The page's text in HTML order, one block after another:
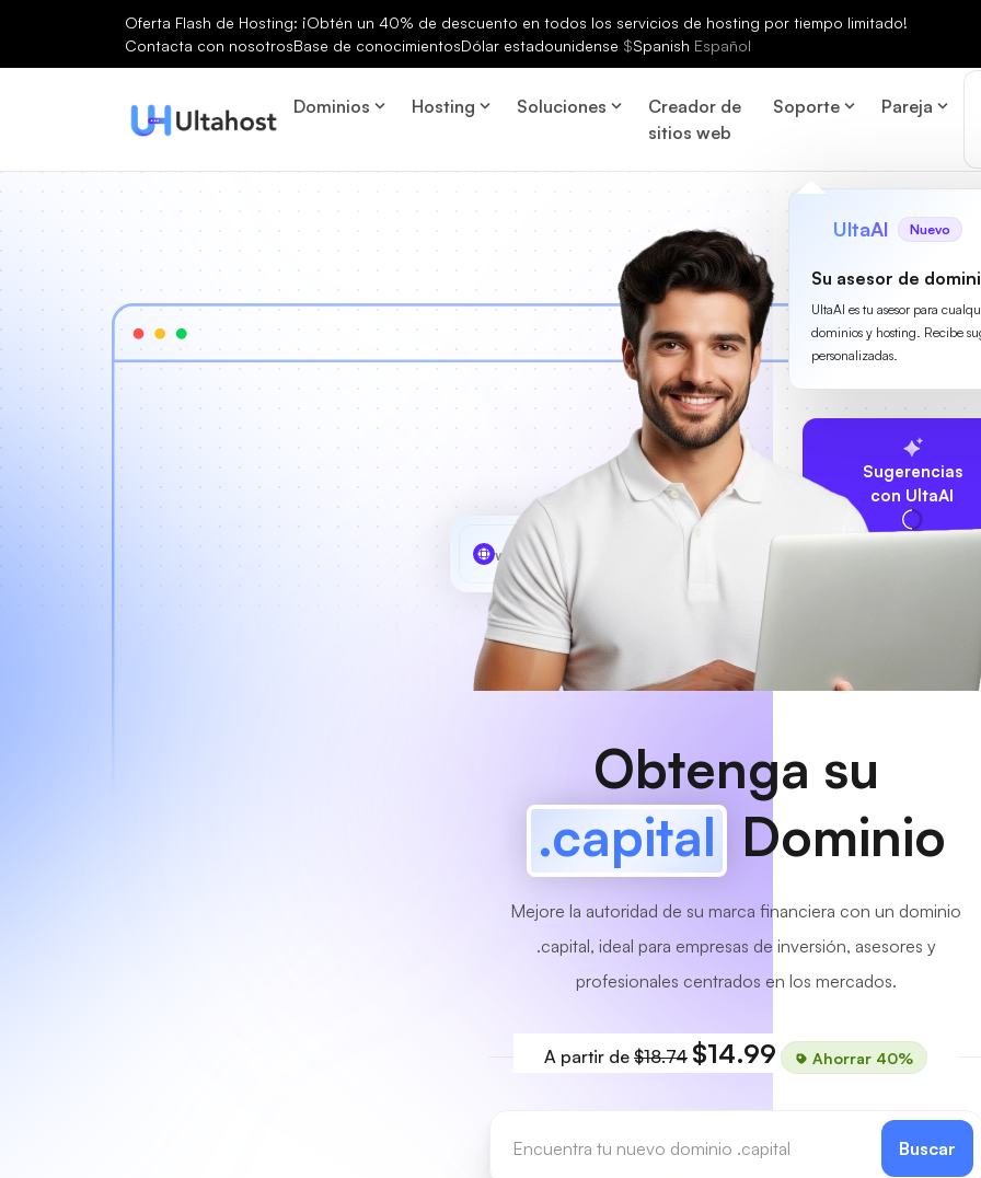
Oferta Flash de Hosting: ¡Obtén un 40% de descuento en todos los servicios de hosting por tiempo limitado!
Contacta con nosotrosBase de conocimientosDólar estadounidense $Spanish Español
Dominios Hosting Soluciones
Creador de
sitios web
Soporte Pareja
UltaAI Nuevo
Su asesor de
UltaAI es tu asesor para
dominios y hosting. Recibe
personalizadas.
Sugerencias
con UltaAI
www MyCafe
Obtenga su
.capital Dominio
Mejore la autoridad de su marca financiera con un dominio
.capital, ideal para empresas de inversión, asesores y
profesionales centrados en los mercados.
A partir de $18.74 $14.99 Ahorrar 40%
Buscar